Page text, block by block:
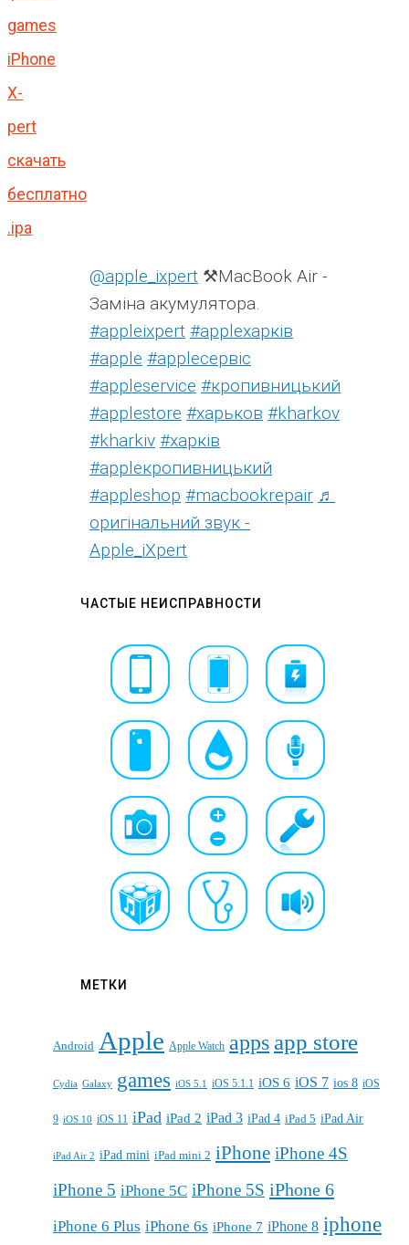
games
iPhone
X-
pert
скачать
бесплатно
.ipa
@apple_ixpert ⚒️MacBook Air -
Заміна акумулятора.
#appleixpert #аррleхарків
#apple #аррleсервіс
#appleservice #кропивницький
#applestore #харьков #kharkov
#kharkiv #харків
#appleкропивницький
#appleshop #macbookrepair ♬
оригінальний звук -
Apple_iXpert
ЧАСТЫЕ НЕИСПРАВНОСТИ
МЕТКИ
Android Apple Apple Watch apps app store
Cydia Galaxy games iOS 5.1 iOS 5.1.1 iOS 6 iOS 7 ios 8 iOS
9 iOS 10 iOS 11 iPad iPad 2 iPad 3 iPad 4 iPad 5 iPad Air
iPad Air 2 iPad mini iPad mini 2 iPhone iPhone 4S
iPhone 5 iPhone 5C iPhone 5S iPhone 6
iPhone 6 Plus iPhone 6s iPhone 7 iPhone 8 iphone